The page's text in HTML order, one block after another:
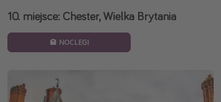
Najlepsze aplikacje podróżnicze
Kalendarz podróży
10. miejsce: Chester, Wielka Brytania
🏩 NOCLEGI